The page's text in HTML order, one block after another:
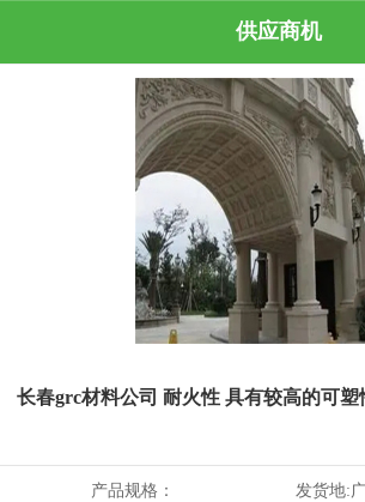
供应商机
长春grc材料公司 耐火性 具有较高的可塑
产品规格： 发货地: